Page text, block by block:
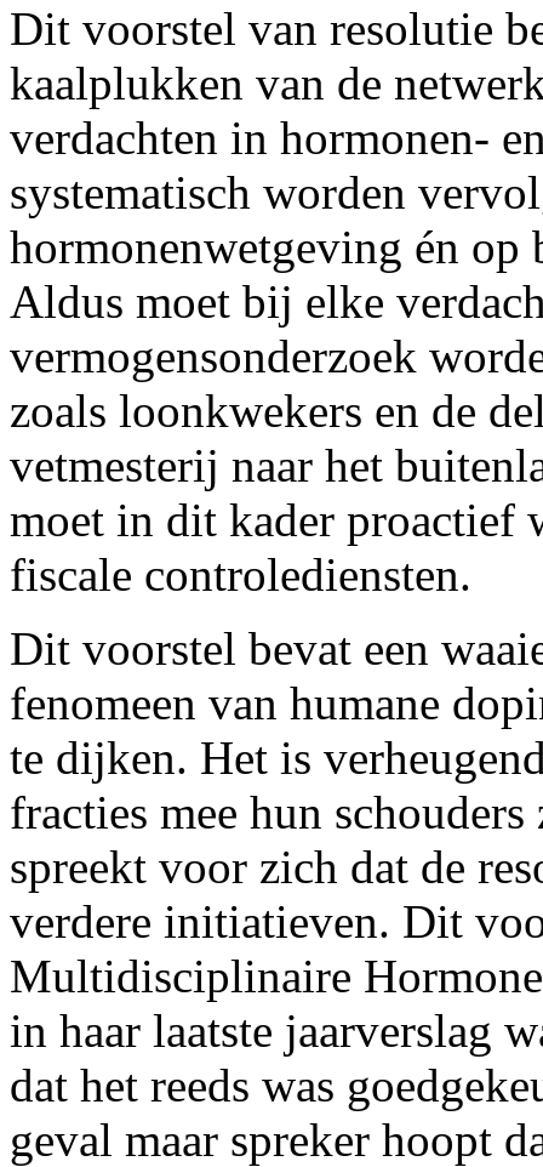
Dit voorstel van resolutie
kaalplukken van de
verdachten in hormonen-
systematisch worden
hormonenwetgeving én op
Aldus moet bij elke
vermogensonderzoek
zoals loonkwekers en de
vetmesterij naar het
moet in dit kader proactief
fiscale controlediensten.
Dit voorstel bevat een
fenomeen van humane
te dijken. Het is
fracties mee hun
spreekt voor zich dat de
verdere initiatieven. Dit
Multidisciplinaire
in haar laatste jaarverslag
dat het reeds was
geval maar spreker hoopt